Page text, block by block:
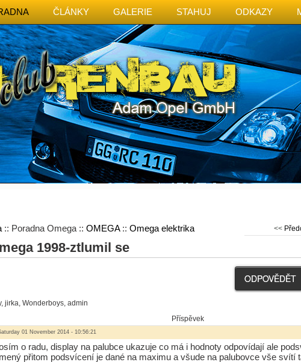
ČLÁNKY GALERIE STAHUJ ODKAZY
:: Poradna Omega :: OMEGA:: Omega elektrika <<
1998-ztlumil se
jirka, Wonderboys, admin
Příspěvek
01 November 2014 - 10:56:21
o radu, display na palubce ukazuje co má i hodnoty odpovídají ale
přitom podsvícení je dané na maximu a všude na palubovce vše svítí